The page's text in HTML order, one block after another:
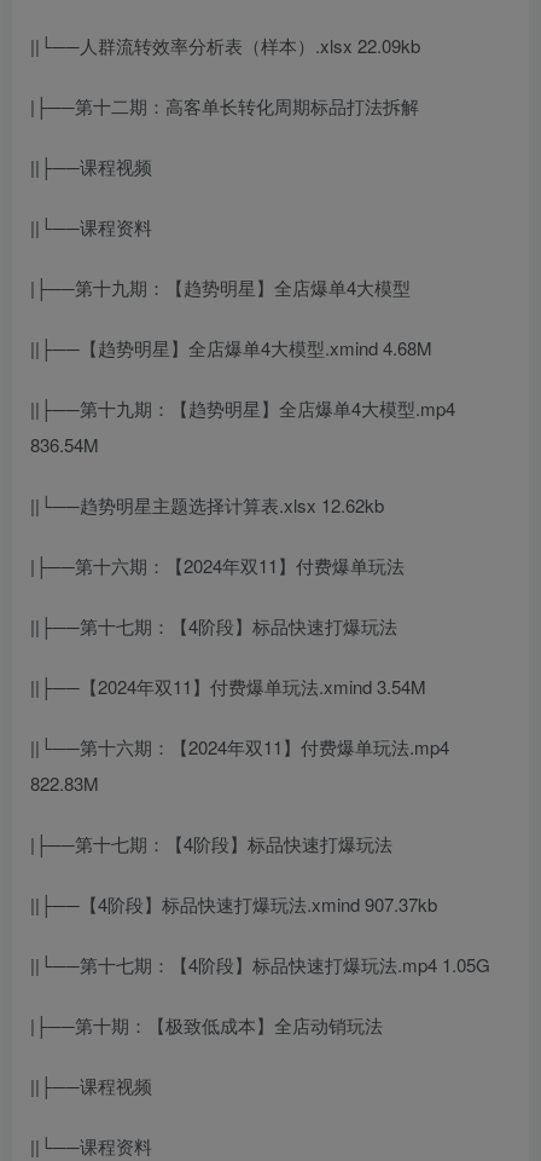
||└──人群流转效率分析表（样本）.xlsx 22.09kb
|├──第十二期：高客单长转化周期标品打法拆解
||├──课程视频
||└──课程资料
|├──第十九期：【趋势明星】全店爆单4大模型
||├──【趋势明星】全店爆单4大模型.xmind 4.68M
||├──第十九期：【趋势明星】全店爆单4大模型.mp4
836.54M
||└──趋势明星主题选择计算表.xlsx 12.62kb
|├──第十六期：【2024年双11】付费爆单玩法
||├──第十七期：【4阶段】标品快速打爆玩法
||├──【2024年双11】付费爆单玩法.xmind 3.54M
||└──第十六期：【2024年双11】付费爆单玩法.mp4
822.83M
|├──第十七期：【4阶段】标品快速打爆玩法
||├──【4阶段】标品快速打爆玩法.xmind 907.37kb
||└──第十七期：【4阶段】标品快速打爆玩法.mp4 1.05G
|├──第十期：【极致低成本】全店动销玩法
||├──课程视频
||└──课程资料